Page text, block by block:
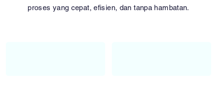
proses yang cepat, efisien, dan tanpa hambatan.